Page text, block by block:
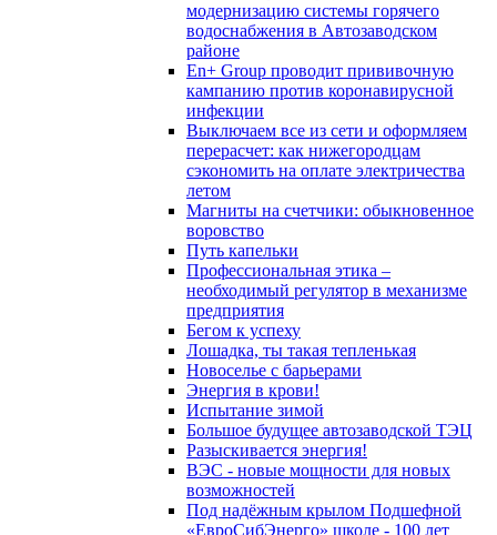
модернизацию системы горячего
водоснабжения в Автозаводском
районе
En+ Group проводит прививочную
кампанию против коронавирусной
инфекции
Выключаем все из сети и оформляем
перерасчет: как нижегородцам
сэкономить на оплате электричества
летом
Магниты на счетчики: обыкновенное
воровство
Путь капельки
Профессиональная этика –
необходимый регулятор в механизме
предприятия
Бегом к успеху
Лошадка, ты такая тепленькая
Новоселье с барьерами
Энергия в крови!
Испытание зимой
Большое будущее автозаводской ТЭЦ
Разыскивается энергия!
ВЭС - новые мощности для новых
возможностей
Под надёжным крылом Подшефной
«ЕвроСибЭнерго» школе - 100 лет